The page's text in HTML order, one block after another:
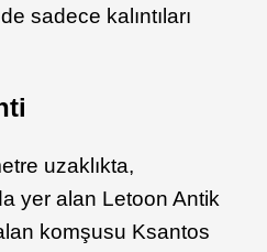
sadece kalıntıları
uzaklıkta,
yer alan Letoon Antik
komşusu Ksantos